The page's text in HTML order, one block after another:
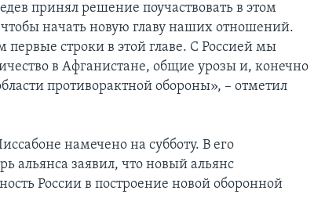
принял решение поучаствовать в этом
начать новую главу наших отношений.
строки в этой главе. С Россией мы
в Афганистане, общие урозы и, конечно
противорактной обороны», – отметил
намечено на субботу. В его
альянса заявил, что новый альянс
России в построение новой оборонной